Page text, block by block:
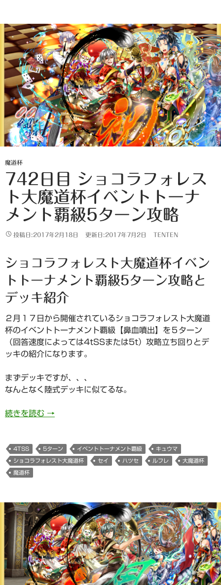
魔道杯
742日目 ショコラフォレス
ト大魔道杯イベントトーナ
メント覇級5ターン攻略
投稿日:2017年2月18日 更新日:2017年7月2日 TENTEN
ショコラフォレスト大魔道杯イベン
トトーナメント覇級5ターン攻略と
デッキ紹介
２月１７日から開催されているショコラフォレスト大魔道
杯のイベントトーナメント覇級【鼻血噴出】を５ターン
（回答速度によっては4tSSまたは5t）攻略立ち回りとデ
ッキの紹介になります。
まずデッキですが、、、
なんとなく陸式デッキに似てるな。
続きを読む 742日目 ショコラフォレスト大魔道杯イベント
→
4TSS 5ターン イベントトーナメント覇級 キュウマ
ショコラフォレスト大魔道杯 セイ ハツセ ルフレ 大魔道杯
魔道杯